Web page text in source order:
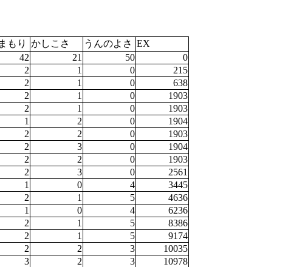
もり かしこさ うんのよさ EX
42 21 50
0
2 1 0
215
2 1 0
638
2 1 0
1903
2 1 0
1903
1 2 0
1904
2 2 0
1903
2 3 0
1904
2 2 0
1903
2 3 0
2561
1 0 4
3445
2 1 5
4636
1 0 4
6236
2 1 5
8386
2 1 5
9174
2 2 3
10035
3 2 3
10978